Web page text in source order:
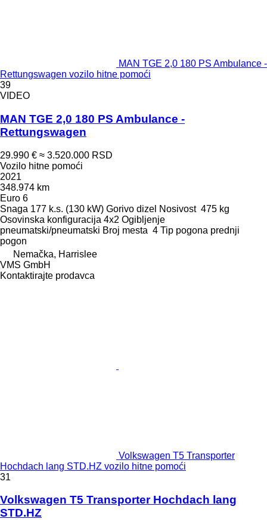
MAN TGE 2,0 180 PS Ambulance -
Rettungswagen vozilo hitne pomoći
39
VIDEO
MAN TGE 2,0 180 PS Ambulance -
Rettungswagen
29.990 € ≈ 3.520.000 RSD
Vozilo hitne pomoći
2021
348.974 km
Euro 6
Snaga 177 k.s. (130 kW) Gorivo dizel Nosivost 475 kg
Osovinska konfiguracija 4x2 Ogibljenje
pneumatski/pneumatski Broj mesta 4 Tip pogona prednji
pogon
Nemačka, Harrislee
VMS GmbH
Kontaktirajte prodavca
Volkswagen T5 Transporter
Hochdach lang STD.HZ vozilo hitne pomoći
31
Volkswagen T5 Transporter Hochdach lang
STD.HZ